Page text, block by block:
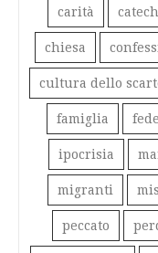
carità
chiesa
cultura dello
famiglia fede
ipocrisia
migranti
peccato